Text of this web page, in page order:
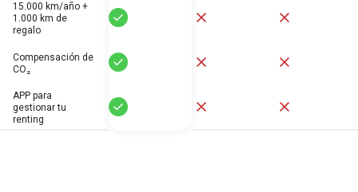
15.000 km/año +
1.000 km de
regalo
Sí
Compensación de
CO₂
Sí
APP para
gestionar tu
renting
Sí